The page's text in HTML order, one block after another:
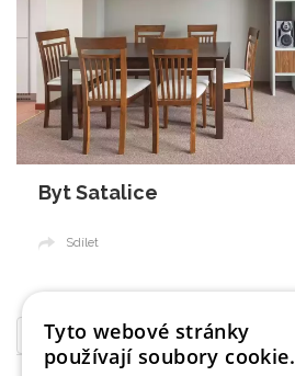
Byt Satalice
Sdílet
Předchozí 1 2 3
Tyto webové stránky
používají soubory cookie.